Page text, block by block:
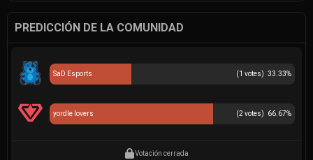
PREDICCIÓN DE LA COMUNIDAD
(1 votes) 33.33%
SaD Esports
(2 votes) 66.67%
yordle lovers
Votación cerrada